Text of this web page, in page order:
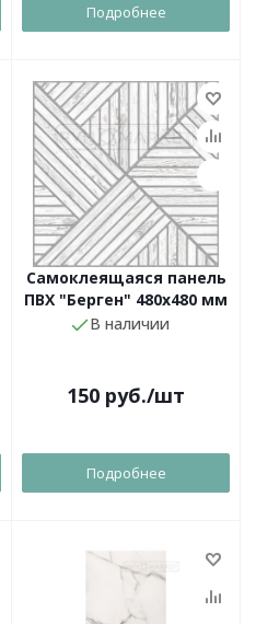
Подробнее
Самоклеящаяся панель
ПВХ "Берген" 480х480 мм
В наличии
150 руб./шт
Подробнее